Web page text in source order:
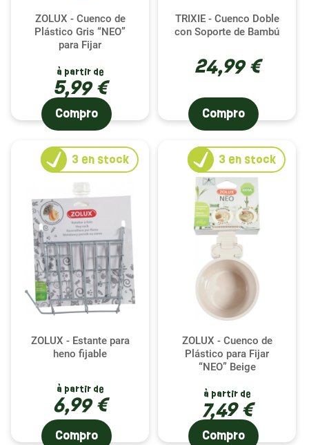
ZOLUX - Cuenco de
Plástico Gris “NEO”
para Fijar
à partir de
5,99 €
Compro
TRIXIE - Cuenco Doble
con Soporte de Bambú
24,99 €
Compro
ZOLUX - Estante para
heno fijable
à partir de
6,99 €
3 en stock
Compro
ZOLUX - Cuenco de
Plástico para Fijar
“NEO” Beige
à partir de
7,49 €
3 en stock
Compro